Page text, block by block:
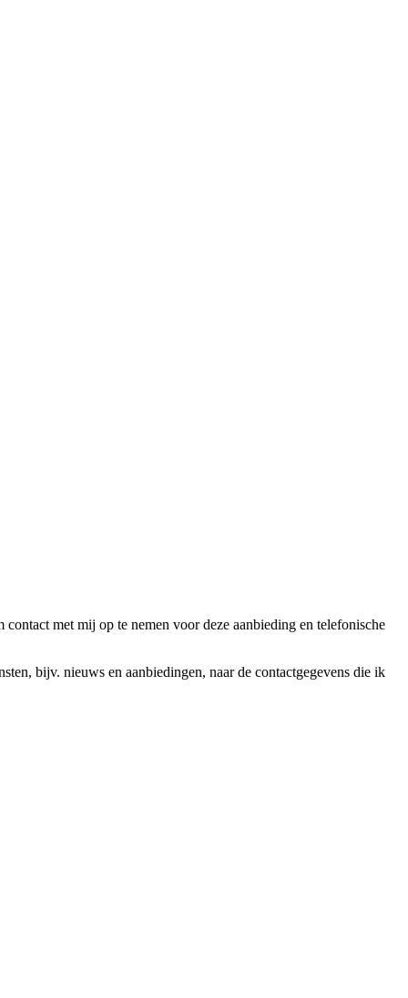
met mij op te nemen voor deze aanbieding en telefonische
bijv. nieuws en aanbiedingen, naar de contactgegevens die ik